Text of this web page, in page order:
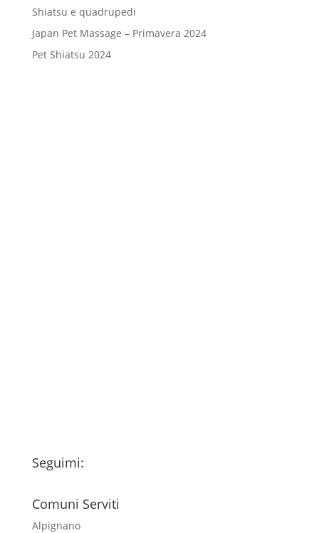
Shiatsu e quadrupedi
Japan Pet Massage – Primavera 2024
Pet Shiatsu 2024
Seguimi:
Comuni Serviti
Alpignano